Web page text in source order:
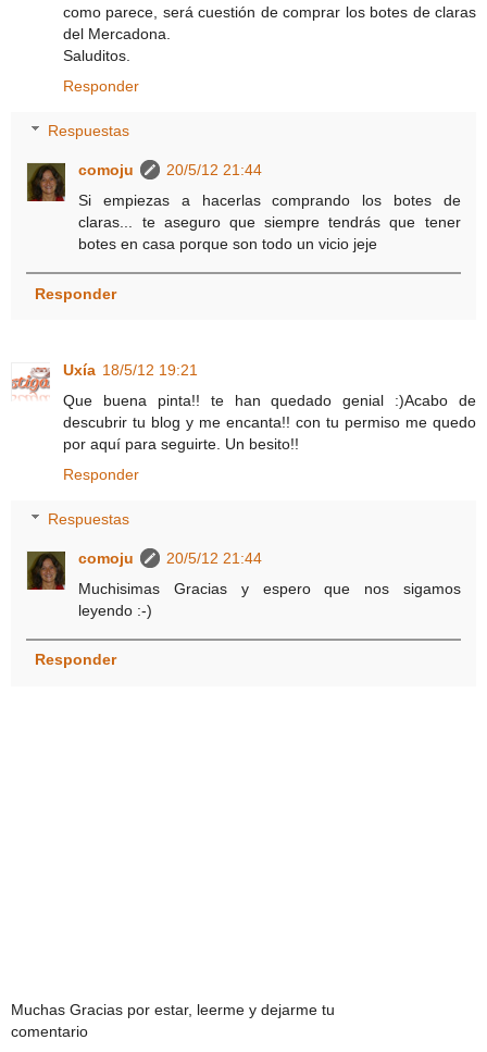
como parece, será cuestión de comprar los botes de claras
del Mercadona.
Saluditos.
Responder
Respuestas
comoju
20/5/12 21:44
Si empiezas a hacerlas comprando los botes de
claras... te aseguro que siempre tendrás que tener
botes en casa porque son todo un vicio jeje
Responder
Uxía 18/5/12 19:21
Que buena pinta!! te han quedado genial :)Acabo de
descubrir tu blog y me encanta!! con tu permiso me quedo
por aquí para seguirte. Un besito!!
Responder
Respuestas
comoju
20/5/12 21:44
Muchisimas Gracias y espero que nos sigamos
leyendo :-)
Responder
Muchas Gracias por estar, leerme y dejarme tu
comentario